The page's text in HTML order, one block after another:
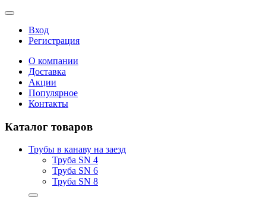
Вход
Регистрация
О компании
Доставка
Акции
Популярное
Контакты
Каталог товаров
Трубы в канаву на заезд
Труба SN 4
Труба SN 6
Труба SN 8